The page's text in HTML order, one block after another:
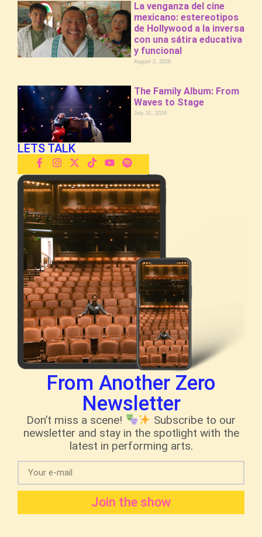
La venganza del cine
mexicano: estereotipos
de Hollywood a la inversa
con una sátira educativa
y funcional
August 2, 2026
The Family Album: From
Waves to Stage
July 31, 2026
LETS TALK
From Another Zero
Newsletter
Don’t miss a scene!
Subscribe to our
newsletter and stay in the spotlight with the
latest in performing arts.
Join the show